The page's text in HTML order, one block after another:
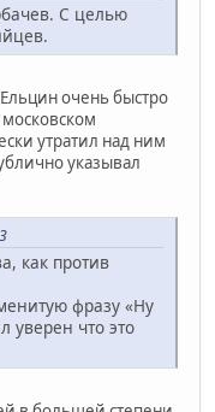
С целью
очень быстро
утратил над ним
указывал
как против
фразу «Ну
уверен что это